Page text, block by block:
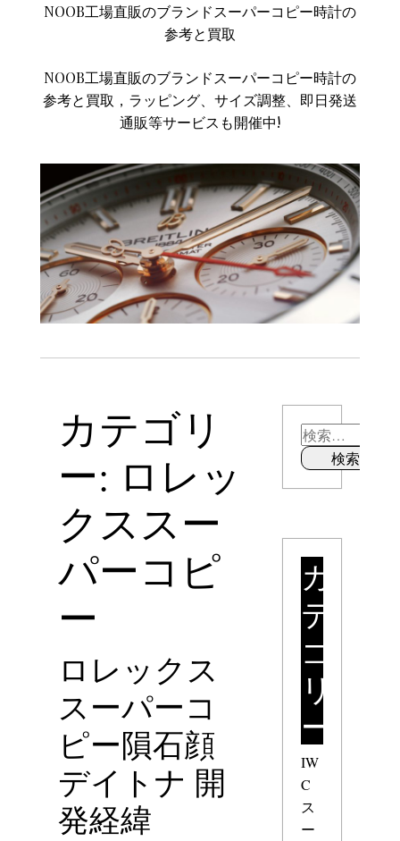
NOOB工場直販のブランドスーパーコピー時計の
参考と買取
NOOB工場直販のブランドスーパーコピー時計の
参考と買取，ラッピング、サイズ調整、即日発送
通販等サービスも開催中!
カテゴリ
ー: ロレッ
クススー
パーコピ
ー
ロレックス
スーパーコ
ピー隕石顔
デイトナ 開
発経緯
カ
テ
ゴ
リ
ー
IW
C
ス
ー